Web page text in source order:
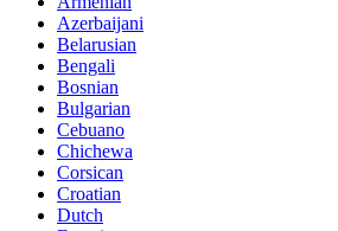
Azerbaijani
Belarusian
Bengali
Bosnian
Bulgarian
Cebuano
Chichewa
Corsican
Croatian
Dutch